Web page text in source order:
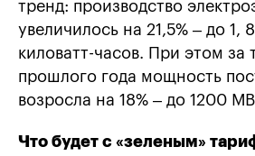
тренд: производство
увеличилось на 21,5% – до 1,
киловатт-часов. При этом за
прошлого года мощность
возросла на 18% – до 1200
Что будет с «зеленым»